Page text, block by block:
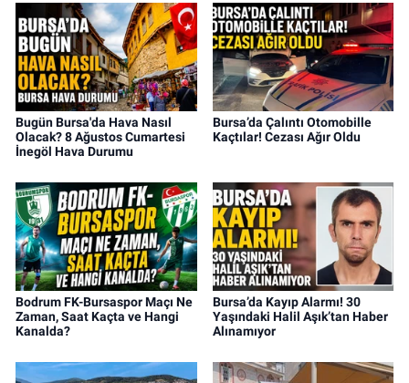
Bugün Bursa'da Hava Nasıl
Olacak? 8 Ağustos Cumartesi
İnegöl Hava Durumu
Bursa’da Çalıntı Otomobille
Kaçtılar! Cezası Ağır Oldu
Bodrum FK-Bursaspor Maçı Ne
Zaman, Saat Kaçta ve Hangi
Kanalda?
Bursa’da Kayıp Alarmı! 30
Yaşındaki Halil Aşık’tan Haber
Alınamıyor